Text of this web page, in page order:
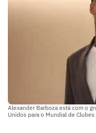
Alexander Barboza está com o
Unidos para o Mundial de